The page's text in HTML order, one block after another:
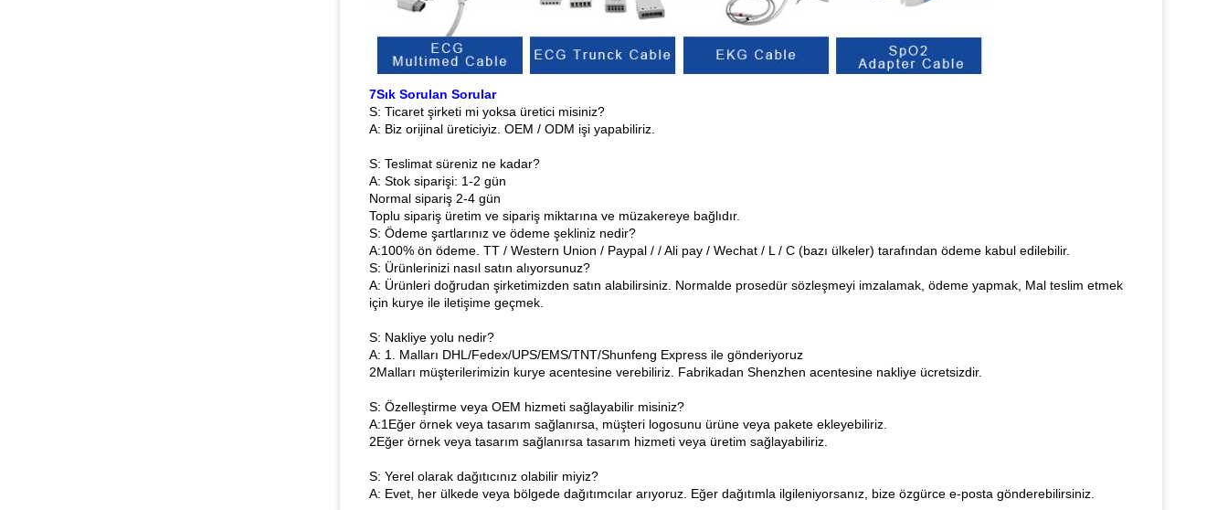
7Sık Sorulan Sorular
S: Ticaret şirketi mi yoksa üretici misiniz?
A: Biz orijinal üreticiyiz. OEM / ODM işi yapabiliriz.
S: Teslimat süreniz ne kadar?
A: Stok siparişi: 1-2 gün
Normal sipariş 2-4 gün
Toplu sipariş üretim ve sipariş miktarına ve müzakereye bağlıdır.
S: Ödeme şartlarınız ve ödeme şekliniz nedir?
A:100% ön ödeme. TT / Western Union / Paypal / / Ali pay / Wechat / L / C (bazı ülkeler) tarafından ödeme kabul edilebilir.
S: Ürünlerinizi nasıl satın alıyorsunuz?
A: Ürünleri doğrudan şirketimizden satın alabilirsiniz. Normalde prosedür sözleşmeyi imzalamak, ödeme yapmak, Mal teslim etmek
için kurye ile iletişime geçmek.
S: Nakliye yolu nedir?
A: 1. Malları DHL/Fedex/UPS/EMS/TNT/Shunfeng Express ile gönderiyoruz
2Malları müşterilerimizin kurye acentesine verebiliriz. Fabrikadan Shenzhen acentesine nakliye ücretsizdir.
S: Özelleştirme veya OEM hizmeti sağlayabilir misiniz?
A:1Eğer örnek veya tasarım sağlanırsa, müşteri logosunu ürüne veya pakete ekleyebiliriz.
2Eğer örnek veya tasarım sağlanırsa tasarım hizmeti veya üretim sağlayabiliriz.
S: Yerel olarak dağıtıcınız olabilir miyiz?
A: Evet, her ülkede veya bölgede dağıtımcılar arıyoruz. Eğer dağıtımla ilgileniyorsanız, bize özgürce e-posta gönderebilirsiniz.